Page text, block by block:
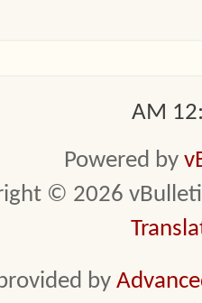
Powered by
© 2026
by